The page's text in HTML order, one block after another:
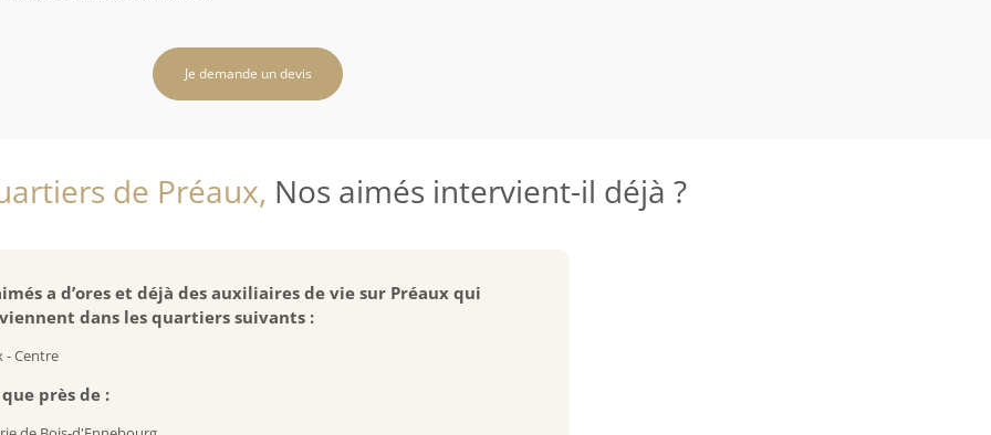
Je demande un devis
de Préaux, Nos aimés intervient-il déjà ?
a d’ores et déjà des auxiliaires de vie sur Préaux qui
dans les quartiers suivants :
- Centre
près de :